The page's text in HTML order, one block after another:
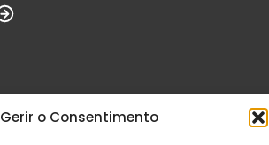
Gerir o Consentimento